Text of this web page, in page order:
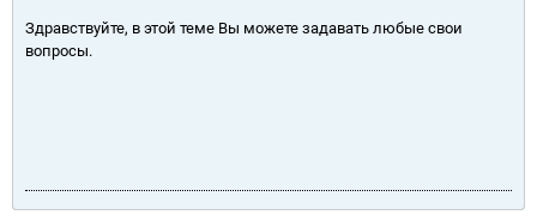
Здравствуйте, в этой теме Вы можете задавать любые свои
вопросы.